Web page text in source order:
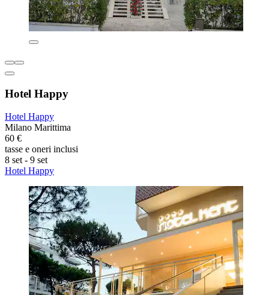
Hotel Happy
Hotel Happy
Milano Marittima
60 €
tasse e oneri inclusi
8 set - 9 set
Hotel Happy